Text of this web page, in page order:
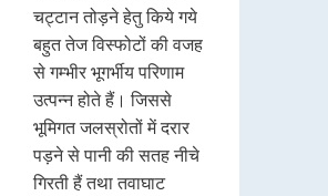
चट्टान तोड़ने हेतु किये गये
बहुत तेज विस्फोटों की वजह
से गम्भीर भूगर्भीय परिणाम
उत्पन्न होते हैं। जिससे
भूमिगत जलस्रोतों में दरार
पड़ने से पानी की सतह नीचे
गिरती हैं तथा तवाघाट